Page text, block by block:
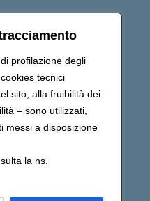
profilazione degli
tecnici
sito, alla fruibilità dei
– sono utilizzati,
messi a disposizione
la ns.